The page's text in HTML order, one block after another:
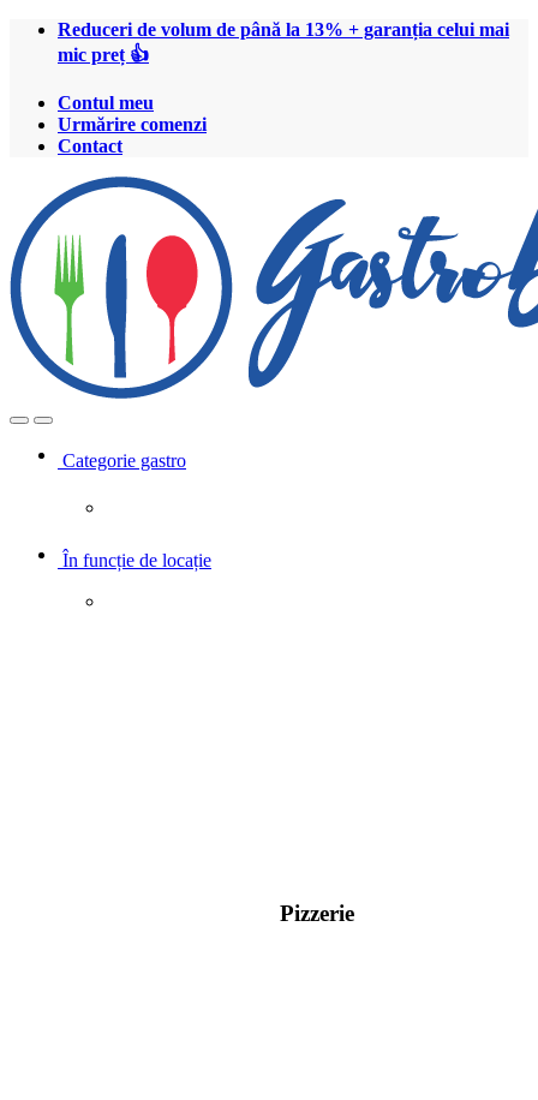
Treci
Treci
Reduceri de volum de până la 13% + garanția celui mai
mic preț 👍
Contul meu
Urmărire comenzi
Contact
OpenClose
Categorie gastro
În funcție de locație
Pizzerie